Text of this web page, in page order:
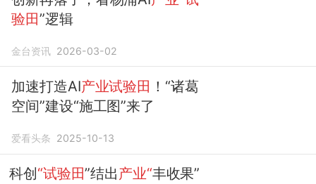
验田”逻辑
金台资讯 2026-03-02
加速打造AI产业试验田 ！“诸葛
空间”建设“施工图”来了
爱看头条 2025-10-13
科创“试验田”结出产业“丰收果”